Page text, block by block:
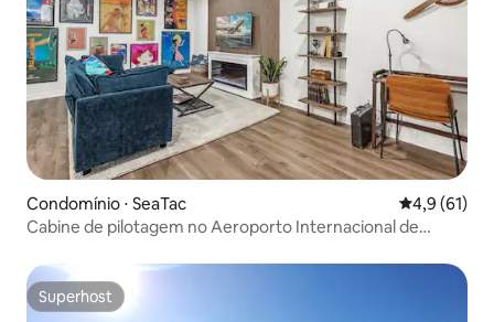
Condomínio ⋅ SeaTac 4,9 de uma
4,9 (61)
Cabine de pilotagem no Aeroporto Internacional de
Superhost
Superhost